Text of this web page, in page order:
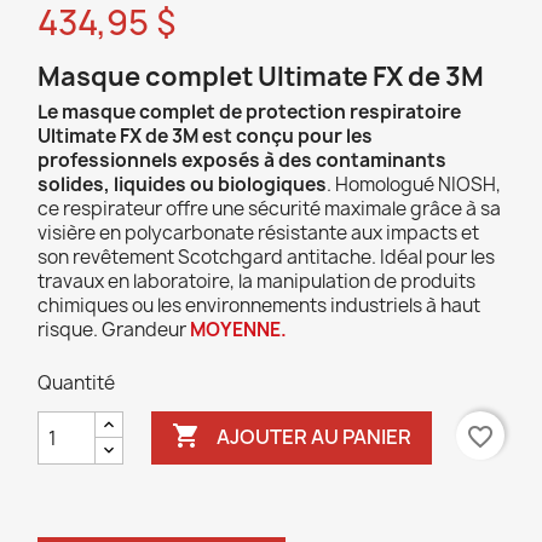
434,95 $
Masque complet Ultimate FX de 3M
Le masque complet de protection respiratoire
Ultimate FX de 3M est conçu pour les
professionnels exposés à des contaminants
solides, liquides ou biologiques. Homologué NIOSH,
ce respirateur offre une sécurité maximale grâce à sa
visière en polycarbonate résistante aux impacts et
son revêtement Scotchgard antitache. Idéal pour les
travaux en laboratoire, la manipulation de produits
chimiques ou les environnements industriels à haut
risque. GrandeurMOYENNE.
Quantité
 AJOUTER AU PANIER favorite_border